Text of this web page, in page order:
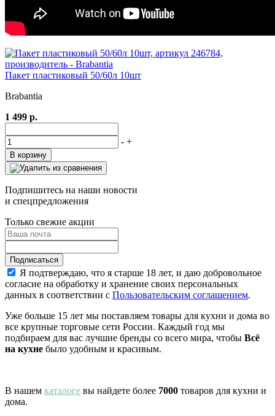
Пакет пластиковый 50/60л 10шт
Brabantia
1 499 р.
- +
В корзину
Подпишитесь на наши новости
и спецпредложения
Только свежие акции
Я подтверждаю, что я старше 18 лет, и даю добровольное
согласие на обработку и хранение своих персональных
данных в соответствии с Пользовательским соглашением.
Уже больше 15 лет мы поставляем товары для кухни и дома во
все крупные торговые сети России. Каждый год мы
подбираем для вас лучшие бренды со всего мира, чтобы Всё
на кухне было удобным и красивым.
В нашем каталоге вы найдете более 7000 товаров для кухни и
дома.